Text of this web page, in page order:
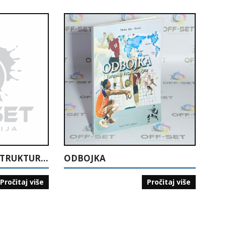
BIOMEHANIČKA I STRUKTURALNA ANALIZA TEHNIKE RUKOMETA
Pročitaj više
ODBOJKA
Pročitaj više